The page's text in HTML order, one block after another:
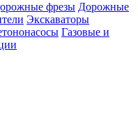
фрезы Дорожные
Экскаваторы
Газовые и